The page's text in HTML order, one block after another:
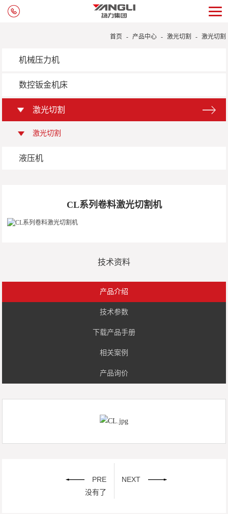
首页 - 产品中心 - 激光切割 - 激光切割
机械压力机
数控钣金机床
激光切割
激光切割
液压机
CL系列卷料激光切割机
技术资料
产品介绍
技术参数
下载产品手册
相关案例
产品询价
PRE
没有了
NEXT